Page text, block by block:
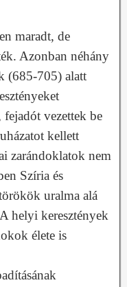
maradt, de
Azonban néhány
(685-705) alatt
fejadót vezettek be
kellett
zarándoklatok nem
Szíria és
uralma alá
helyi keresztények
élete is